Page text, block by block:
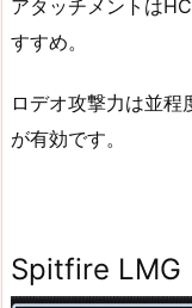
アタッチメントは
すすめ。
ロデオ攻撃力は並程
が有効です。
Spitfire LMG